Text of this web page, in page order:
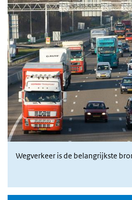
Wegverkeer is de belangrijkste